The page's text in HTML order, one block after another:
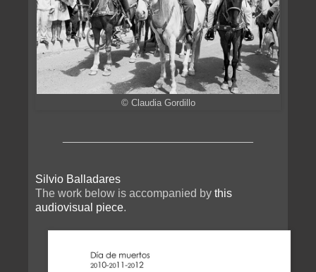
© Claudia Gordillo
Silvio Balladares
The work below is accompanied by this
audiovisual piece.